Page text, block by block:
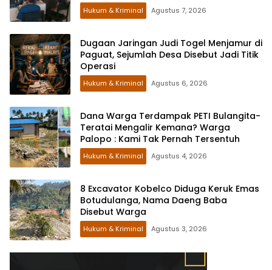
Hukum & Kriminal Agustus 7, 2026
Dugaan Jaringan Judi Togel Menjamur di
Paguat, Sejumlah Desa Disebut Jadi Titik
Operasi
Hukum & Kriminal Agustus 6, 2026
Dana Warga Terdampak PETI Bulangita-
Teratai Mengalir Kemana? Warga
Palopo : Kami Tak Pernah Tersentuh
Hukum & Kriminal Agustus 4, 2026
8 Excavator Kobelco Diduga Keruk Emas
Botudulanga, Nama Daeng Baba
Disebut Warga
Hukum & Kriminal Agustus 3, 2026